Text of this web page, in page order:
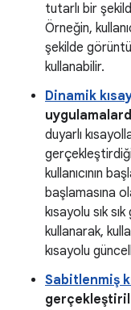
tutarlı bir
Örneğin,
şekilde
kullanabilir.
Dinamik
duyarlı
kullanıcının
başlamasına
kısayolu sık
kullanarak,
kısayolu
Sabitlenmiş